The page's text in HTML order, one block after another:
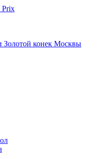
Prix
Золотой конек Москвы